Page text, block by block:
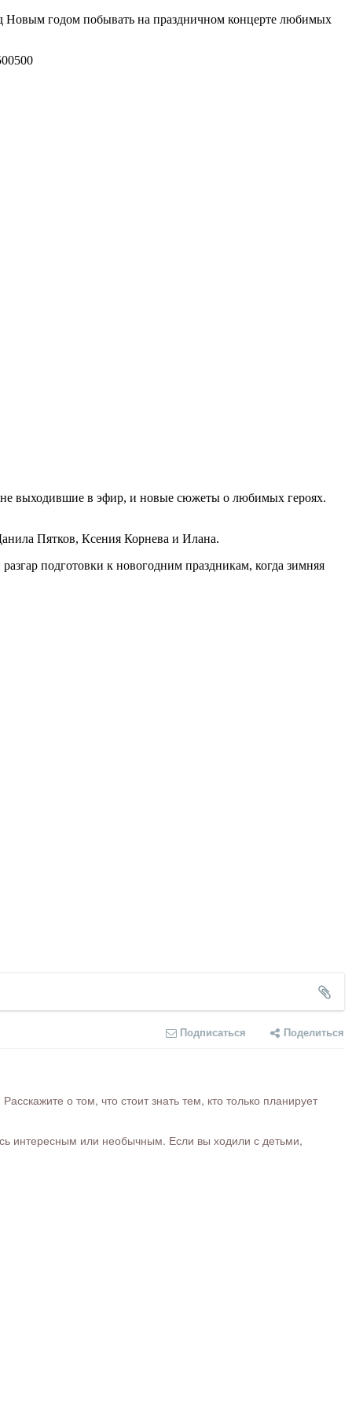
Новым годом побывать на праздничном концерте любимых
500
выходившие в эфир, и новые сюжеты о любимых героях.
Пятков, Ксения Корнева и Илана.
подготовки к новогодним праздникам, когда зимняя
Подписаться Поделиться
о том, что стоит знать тем, кто только планирует
интересным или необычным. Если вы ходили с детьми,